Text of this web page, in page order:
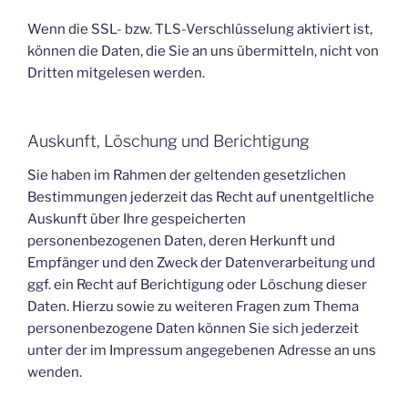
Wenn die SSL- bzw. TLS-Verschlüsselung aktiviert ist,
können die Daten, die Sie an uns übermitteln, nicht von
Dritten mitgelesen werden.
Auskunft, Löschung und Berichtigung
Sie haben im Rahmen der geltenden gesetzlichen
Bestimmungen jederzeit das Recht auf unentgeltliche
Auskunft über Ihre gespeicherten
personenbezogenen Daten, deren Herkunft und
Empfänger und den Zweck der Datenverarbeitung und
ggf. ein Recht auf Berichtigung oder Löschung dieser
Daten. Hierzu sowie zu weiteren Fragen zum Thema
personenbezogene Daten können Sie sich jederzeit
unter der im Impressum angegebenen Adresse an uns
wenden.